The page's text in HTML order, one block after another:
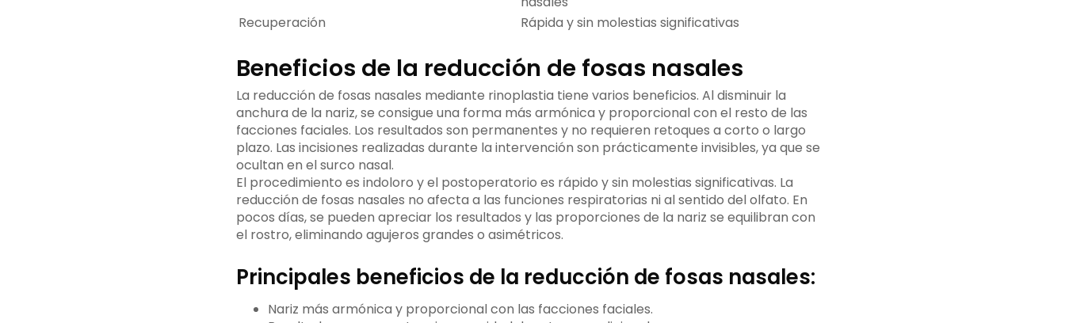
Recuperación
Rápida y sin molestias significativas
Beneficios de la reducción de fosas nasales
La reducción de fosas nasales mediante rinoplastia tiene varios beneficios. Al disminuir la
anchura de la nariz, se consigue una forma más armónica y proporcional con el resto de las
facciones faciales. Los resultados son permanentes y no requieren retoques a corto o largo
plazo. Las incisiones realizadas durante la intervención son prácticamente invisibles, ya que se
ocultan en el surco nasal.
El procedimiento es indoloro y el postoperatorio es rápido y sin molestias significativas. La
reducción de fosas nasales no afecta a las funciones respiratorias ni al sentido del olfato. En
pocos días, se pueden apreciar los resultados y las proporciones de la nariz se equilibran con
el rostro, eliminando agujeros grandes o asimétricos.
Principales beneficios de la reducción de fosas nasales:
Nariz más armónica y proporcional con las facciones faciales.